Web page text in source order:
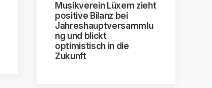
Musikverein Lüxem zieht
positive Bilanz bei
Jahreshauptversammlu
ng und blickt
optimistisch in die
Zukunft